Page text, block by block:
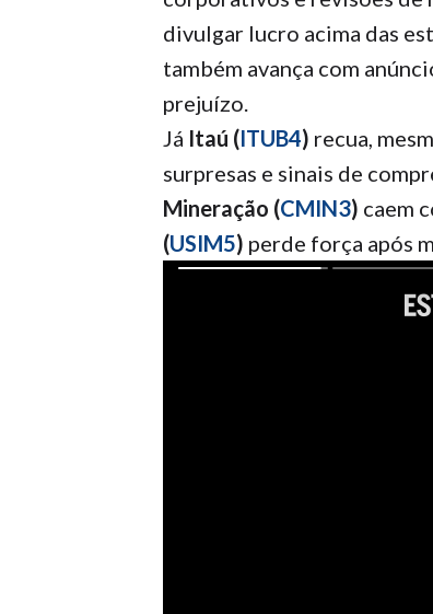
divulgar lucro acima das
também avança com
prejuízo.
Já Itaú (ITUB4) recua,
surpresas e sinais de
Mineração (CMIN3) caem
(USIM5) perde força após